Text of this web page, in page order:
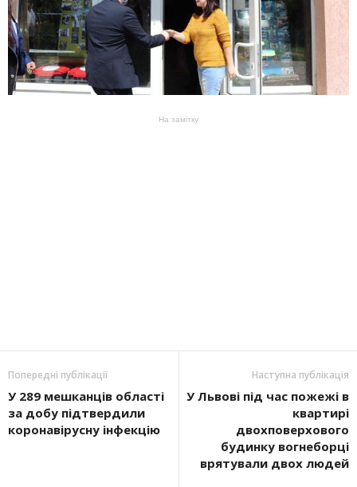
На замітку
Попередні публікації
У 289 мешканців області
за добу підтвердили
коронавірусну інфекцію
Наступна публікація
У Львові під час пожежі в
квартирі
двохповерхового
будинку вогнеборці
врятували двох людей